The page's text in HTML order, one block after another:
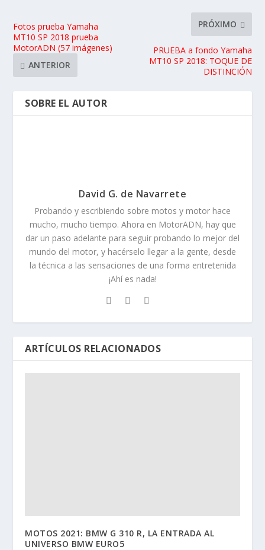
Fotos prueba Yamaha
MT10 SP 2018 prueba
MotorADN (57 imágenes)
ANTERIOR
PRÓXIMO
PRUEBA a fondo Yamaha
MT10 SP 2018: TOQUE DE
DISTINCIÓN
SOBRE EL AUTOR
David G. de Navarrete
Probando y escribiendo sobre motos y motor hace
mucho, mucho tiempo. Ahora en MotorADN, hay que
dar un paso adelante para seguir probando lo mejor del
mundo del motor, y hacérselo llegar a la gente, desde
la técnica a las sensaciones de una forma entretenida
¡Ahí es nada!
ARTÍCULOS RELACIONADOS
MOTOS 2021: BMW G 310 R, LA ENTRADA AL
UNIVERSO BMW EURO5